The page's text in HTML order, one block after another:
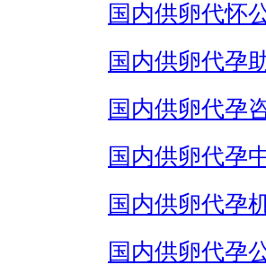
国内供卵代怀
国内供卵代孕
国内供卵代孕
国内供卵代孕
国内供卵代孕
国内供卵代孕